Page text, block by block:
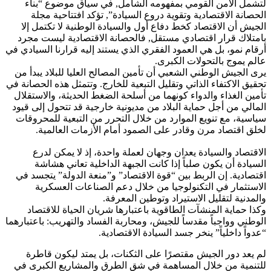
لتشمل الأمن القومي بمفهومه الشامل, ​في سياق موضوع “بناء
الحصانة الاقتصادية وتقوية دروع السيادة”, تؤكد ​افتتاحية مجلة
الجيش أن الاقتصاد كخط دفاع أول والسيادة الوطنية لا تكتمل إلا
بامتلاك قرار اقتصادي مستقل, فالحصانة الاقتصادية ليست مجرد
أرقام نمو، بل هي العمود الفقري الذي يستند إليه قرارنا السيادي في
عالم يموج بالتحولات الكبرى.
​​يرى الجيش الوطني الشعبي أن تأمين المصالح العليا للبلاد يبدأ من
تحقيق الاكتفاء الذاتي وتقليل التبعية للخارج. وتتمثل هذه الحصانة في
​تأمين الغذاء والدواء كونهما من أسلحة الضغط الحديثة، و​الاستقلال
المالي من أجل حماية البلاد من مديونية خارجية قد تتحول إلى قيود
سياسية، مع ​تنويع الموارد من خلال التحرر من التبعية للمحروقات
لخلق اقتصاد مرن وقادر على الصمود أمام الأزمات العالمية.
الاقتصاد والسيادة يعدان وجهان لعملة واحدة، إذ ​لا يمكن لدرع
السيادة أن يكون صلباً إذا كانت الجبهة الداخلية تعاني هشاشة
اقتصادية. إن الربط بين “قوة الاقتصاد” و”منعة الدولة” يتجسد في ​
الاستثمار في التكنولوجيا من خلال دعم الصناعات العسكرية
والمدنية لتقليل الاستيراد وتوطين المعرفة.
وكذا ​حماية المنشآت الطاقوية باعتبارها شريان الحياة للاقتصاد
الوطني وواجباً مقدساً للجيش، و​محاربة الفساد والتهريب: باعتبارهما
“عدواً داخلياً” ينخر جسد السيادة الاقتصادية.
​لم يعد دور الجيش مقتصرًا على الثكنات، بل يمتد ليكون قاطرة
للتنمية من خلال ​المساهمة في شق الطرق والمشاريع الكبرى في